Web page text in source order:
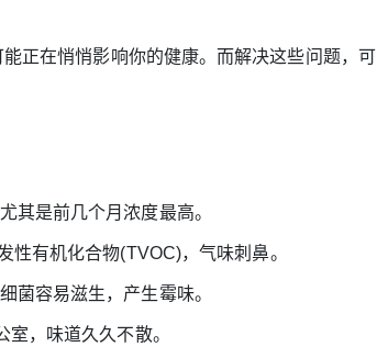
正在悄悄影响你的健康。而解决这些问题，可
是前几个月浓度最高。
有机化合物(TVOC)，气味刺鼻。
菌容易滋生，产生霉味。
室，味道久久不散。